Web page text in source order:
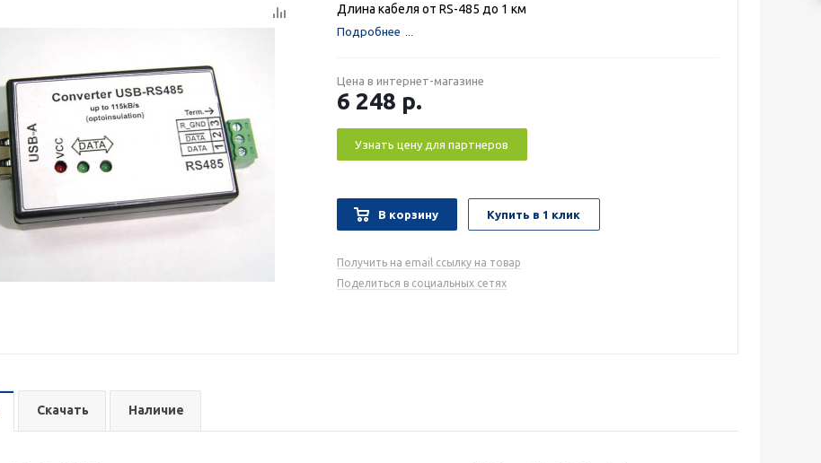
Длина кабеля от RS-485 до 1 км
Подробнее
Цена в интернет-магазине
6 248 р.
Узнать цену для партнеров
В корзину Купить в 1 клик
Получить на email ссылку на товар
Поделиться в социальных сетях
Скачать Наличие